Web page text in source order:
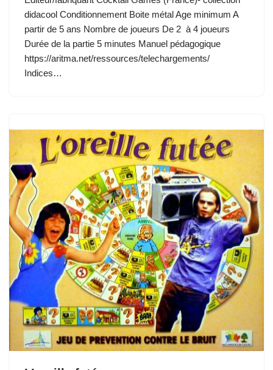
didacool Conditionnement Boite métal Age minimum A
partir de 5 ans Nombre de joueurs De 2 à 4 joueurs
Durée de la partie 5 minutes Manuel pédagogique
https://aritma.net/ressources/telechargements/
Indices…